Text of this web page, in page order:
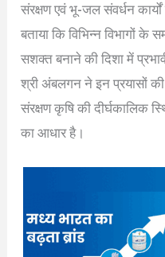
संरक्षण एवं भू-जल संवर्धन
बताया कि विभिन्न विभागों के
सशक्त बनाने की दिशा में
श्री अंबलगन ने इन प्रयासों
संरक्षण कृषि की दीर्घकालिक
का आधार है।